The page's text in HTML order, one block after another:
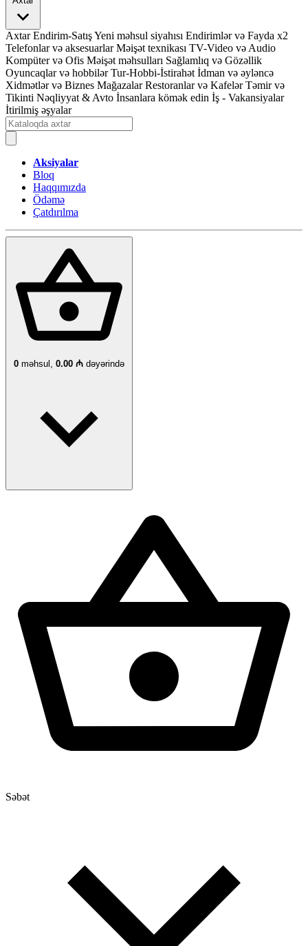
Axtar Endirim-SatışYeni məhsul siyahısı Endirimlər və Fayda x2
Telefonlar və aksesuarlar Məişət texnikası TV-Video və Audio
Kompüter və Ofis Məişət məhsulları Sağlamlıq və Gözəllik
Oyuncaqlar və hobbilər Tur-Hobbi-İstirahət İdman və əyləncə
Xidmətlər və Biznes Mağazalar Restoranlar və Kafelər Təmir və
Tikinti Nəqliyyat & Avto İnsanlara kömək edin İş - Vakansiyalar
İtirilmiş əşyalar
Aksiyalar
Bloq
Haqqımızda
Ödəmə
Çatdırılma
0 məhsul, 0.00 ₼ dəyərində
Səbət